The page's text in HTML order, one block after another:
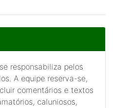
responsabiliza pelos
A equipe reserva-se,
comentários e textos
caluniosos,